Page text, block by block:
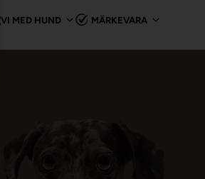
VI MED HUND MÄRKEVARA